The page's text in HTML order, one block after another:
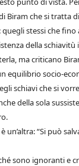
Biram che si tratta
stessi che fino
della
ma criticano
equilibrio socio-
schiavi che si
della sola
un’altra: “Si può
sono ignoranti e